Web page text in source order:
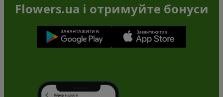
Flowers.ua і отримуйте бонуси